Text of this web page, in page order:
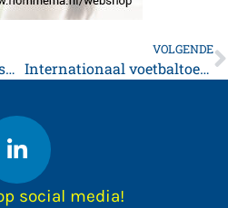
Invorderen rijbewijs na snelheidsovertreding
VOLGENDE
Internationaal voetbaltoernooi in Sexbierum
social media!